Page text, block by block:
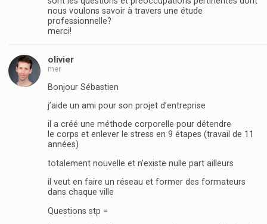
nous voulons savoir à travers une étude
professionnelle?
merci!
olivier
mer
Bonjour Sébastien
j’aide un ami pour son projet d’entreprise
il a créé une méthode corporelle pour détendre
le corps et enlever le stress en 9 étapes (travail de 11
années)
totalement nouvelle et n’existe nulle part ailleurs
il veut en faire un réseau et former des formateurs
dans chaque ville
Questions stp =